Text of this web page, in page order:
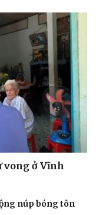
vong ở Vĩnh
núp bóng tôn